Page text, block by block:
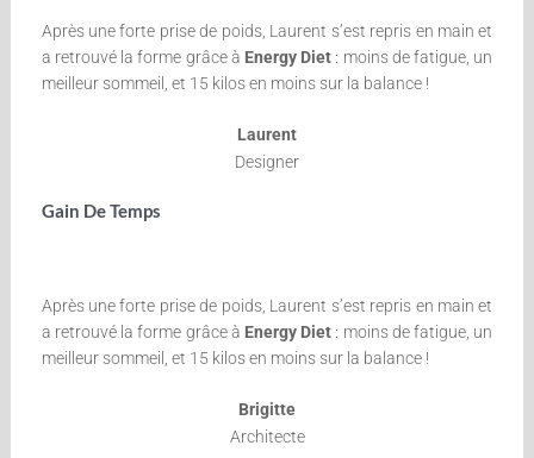
Après une forte prise de poids, Laurent s’est repris en main et
a retrouvé la forme grâce à Energy Diet : moins de fatigue, un
meilleur sommeil, et 15 kilos en moins sur la balance !
Laurent
Designer
Gain De Temps
Après une forte prise de poids, Laurent s’est repris en main et
a retrouvé la forme grâce à Energy Diet : moins de fatigue, un
meilleur sommeil, et 15 kilos en moins sur la balance !
Brigitte
Architecte